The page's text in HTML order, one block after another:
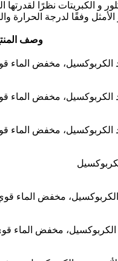
الكبريتات نظرًا لقدرتها
وفقًا لدرجة
وصف
الكربوكسيل، مخفض
الكربوكسيل، مخفض
الكربوكسيل، مخفض
الكربوكسيل، مخفض الماء
الكربوكسيل، مخفض الماء